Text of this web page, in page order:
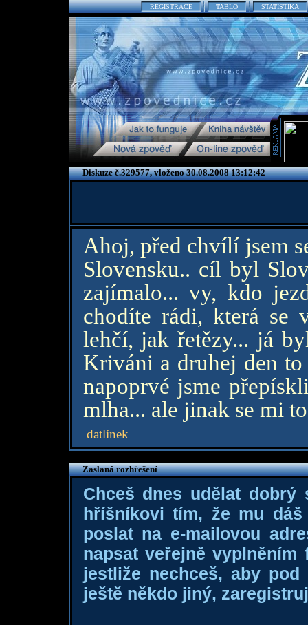
REGISTRACE TABLO STATISTIKA
Diskuze č.329577, vloženo 30.08.2008 13:12:42
Ahoj, před chvílí jsem
Slovensku.. cíl byl
zajímalo... vy, kdo
chodíte rádi, která se
lehčí, jak řetězy... já
Kriváni a druhej den to
napoprvé jsme
mlha... ale jinak se mi
datlínek
Zaslaná rozhřešení
Chceš dnes udělat dobrý
hříšníkovi tím, že mu
poslat na e-mailovou
napsat veřejně
jestliže nechceš, aby
ještě někdo jiný,